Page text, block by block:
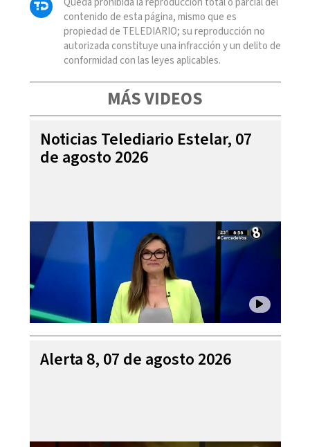
contenido de esta página, mismo que es
propiedad de TELEDIARIO; su reproducción no
autorizada constituye una infracción y un delito de
conformidad con las leyes aplicables.
MÁS VIDEOS
Noticias Telediario Estelar, 07
de agosto 2026
Alerta 8, 07 de agosto 2026